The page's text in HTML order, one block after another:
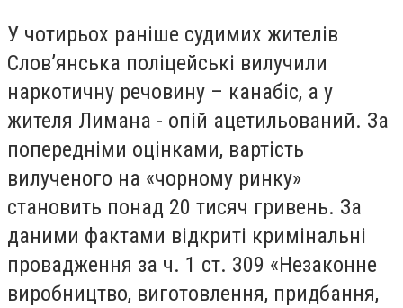
У чотирьох раніше судимих жителів
Слов’янська поліцейські вилучили
наркотичну речовину – канабіс, а у
жителя Лимана - опій ацетильований. За
попередніми оцінками, вартість
вилученого на «чорному ринку»
становить понад 20 тисяч гривень. За
даними фактами відкриті кримінальні
провадження за ч. 1 ст. 309 «Незаконне
виробництво, виготовлення, придбання,